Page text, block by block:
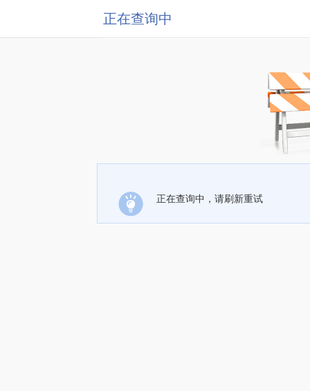
正在查询中
正在查询中，请刷新重试